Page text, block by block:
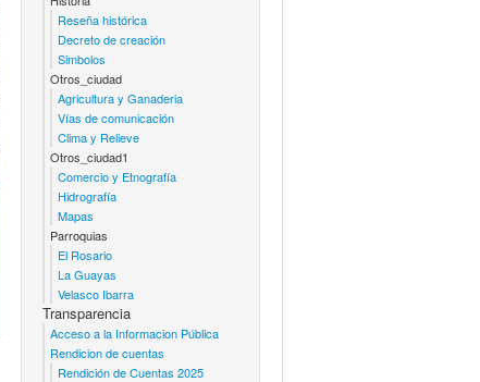
Reseña histórica
Decreto de creación
Simbolos
Otros_ciudad
Agricultura y Ganaderia
Vías de comunicación
Clima y Relieve
Otros_ciudad1
Comercio y Etnografía
Hidrografía
Mapas
Parroquias
El Rosario
La Guayas
Velasco Ibarra
Transparencia
Acceso a la Informacion Pública
Rendicion de cuentas
Rendición de Cuentas 2025